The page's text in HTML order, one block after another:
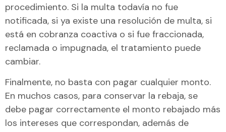
procedimiento. Si la multa todavía no fue
notificada, si ya existe una resolución de multa, si
está en cobranza coactiva o si fue fraccionada,
reclamada o impugnada, el tratamiento puede
cambiar.
Finalmente, no basta con pagar cualquier monto.
En muchos casos, para conservar la rebaja, se
debe pagar correctamente el monto rebajado más
los intereses que correspondan, además de